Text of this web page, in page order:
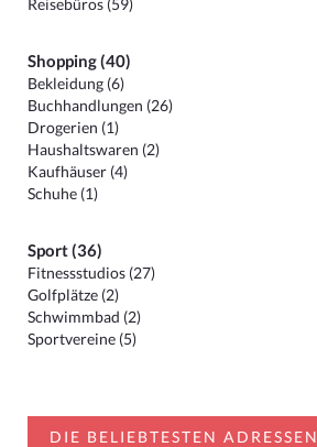
Reisebüros (59)
Shopping (40)
Bekleidung (6)
Buchhandlungen (26)
Drogerien (1)
Haushaltswaren (2)
Kaufhäuser (4)
Schuhe (1)
Sport (36)
Fitnessstudios (27)
Golfplätze (2)
Schwimmbad (2)
Sportvereine (5)
DIE BELIEBTESTEN ADRESSEN